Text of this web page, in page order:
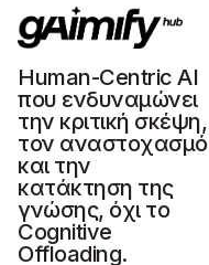
Human-Centric AI
που ενδυναμώνει
την κριτική σκέψη,
τον αναστοχασμό
και την
κατάκτηση της
γνώσης, όχι τo
Cognitive
Offloading.